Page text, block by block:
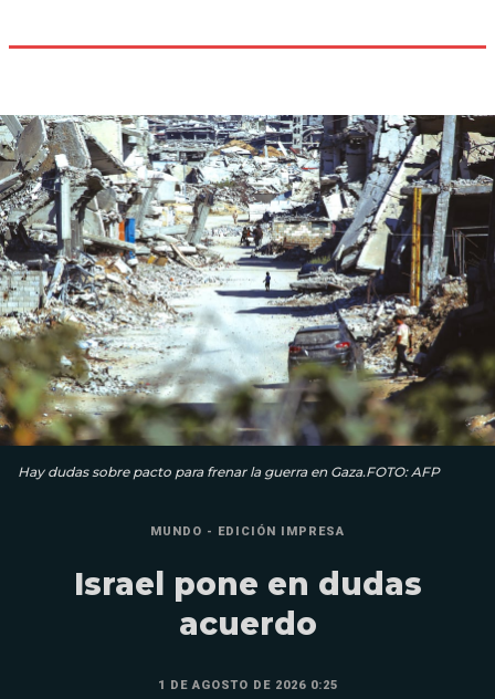
Hay dudas sobre pacto para frenar la guerra en Gaza.FOTO: AFP
MUNDO - EDICIÓN IMPRESA
Israel pone en dudas
acuerdo
1 DE AGOSTO DE 2026 0:25